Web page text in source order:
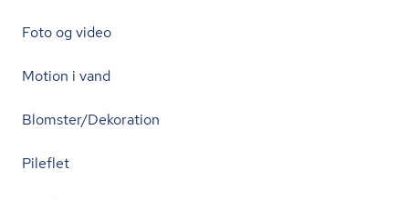
Foto og video
Motion i vand
Blomster/Dekoration
Pileflet